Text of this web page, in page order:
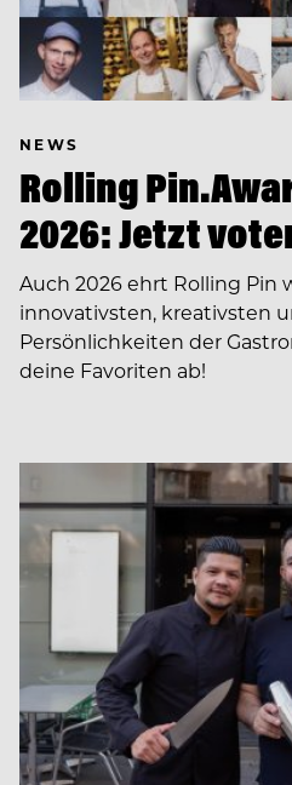
NEWS
Rolling
2026: Jetzt
Auch 2026 ehrt Rolling Pin
innovativsten, kreativsten
Persönlichkeiten der
deine Favoriten ab!